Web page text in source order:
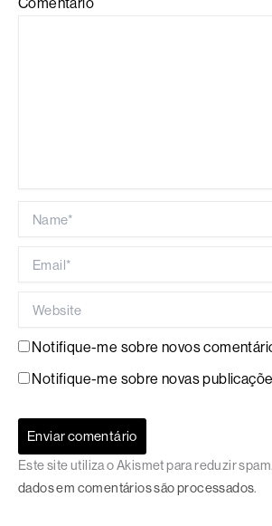
Notifique-me sobre novos
Notifique-me sobre novas
Este site utiliza o Akismet para reduzir spam.
dados em comentários são processados.